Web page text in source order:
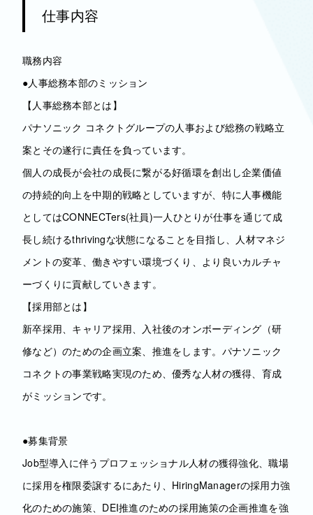
仕事内容
職務内容
●人事総務本部のミッション
【人事総務本部とは】
パナソニック コネクトグループの人事および総務の戦略立
案とその遂行に責任を負っています。
個人の成長が会社の成長に繋がる好循環を創出し企業価値
の持続的向上を中期的戦略としていますが、特に人事機能
としてはCONNECTers(社員)一人ひとりが仕事を通じて成
長し続けるthrivingな状態になることを目指し、人材マネジ
メントの変革、働きやすい環境づくり、より良いカルチャ
ーづくりに貢献していきます。
【採用部とは】
新卒採用、キャリア採用、入社後のオンボーディング（研
修など）のための企画立案、推進をします。パナソニック
コネクトの事業戦略実現のため、優秀な人材の獲得、育成
がミッションです。
●募集背景
Job型導入に伴うプロフェッショナル人材の獲得強化、職場
に採用を権限委譲するにあたり、HiringManagerの採用力強
化のための施策、DEI推進のための採用施策の企画推進を強